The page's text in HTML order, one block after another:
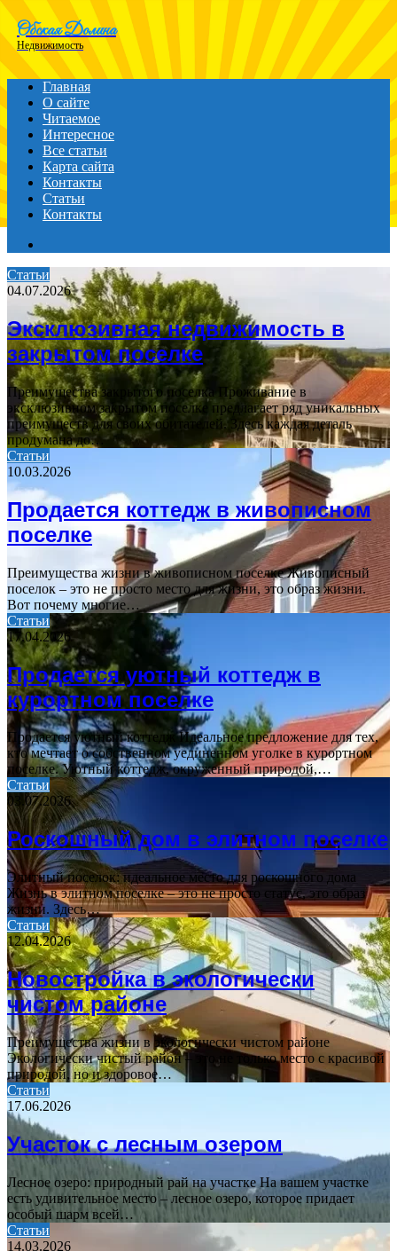
Menu
Обская Долина
Недвижимость
Главная
О сайте
Читаемое
Интересное
Все статьи
Карта сайта
Контакты
Статьи
Контакты
Статьи
04.07.2026
Эксклюзивная недвижимость в
закрытом поселке
Преимущества закрытого поселка Проживание в
эксклюзивном закрытом поселке предлагает ряд уникальных
преимуществ для своих обитателей. Здесь каждая деталь
продумана до…
Статьи
10.03.2026
Продается коттедж в живописном
поселке
Преимущества жизни в живописном поселке Живописный
поселок – это не просто место для жизни, это образ жизни.
Вот почему многие…
Статьи
17.04.2026
Продается уютный коттедж в
курортном поселке
Продается уютный коттедж Идеальное предложение для тех,
кто мечтает о собственном уединенном уголке в курортном
поселке. Уютный коттедж, окруженный природой,…
Статьи
03.07.2026
Роскошный дом в элитном поселке
Элитный поселок: идеальное место для роскошного дома
Жизнь в элитном поселке – это не просто статус, это образ
жизни. Здесь…
Статьи
12.04.2026
Новостройка в экологически
чистом районе
Преимущества жизни в экологически чистом районе
Экологически чистый район – это не только место с красивой
природой, но и здоровое…
Статьи
17.06.2026
Участок с лесным озером
Лесное озеро: природный рай на участке На вашем участке
есть удивительное место – лесное озеро, которое придает
особый шарм всей…
Статьи
14.03.2026